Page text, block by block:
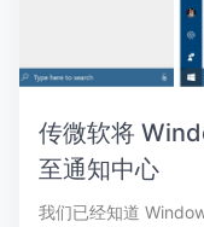
传微软将
至通知中心
我们已经知道